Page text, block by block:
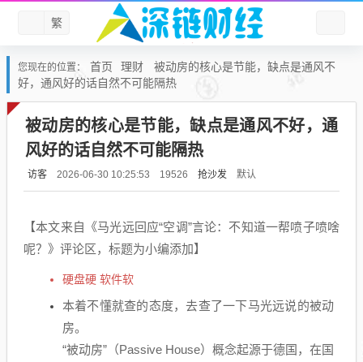
繁
您现在的位置： 首页 理财
被动房的核心是节能，缺点是通风不
好，通风好的话自然不可能隔热
被动房的核心是节能，缺点是通风不好，通
风好的话自然不可能隔热
访客 2026-06-30 10:25:53 19526 抢沙发 默认
【本文来自《马光远回应“空调”言论：不知道一帮喷子喷啥
呢？》评论区，标题为小编添加】
硬盘硬 软件软
本着不懂就查的态度，去查了一下马光远说的被动
房。
“被动房”（Passive House）概念起源于德国，在国